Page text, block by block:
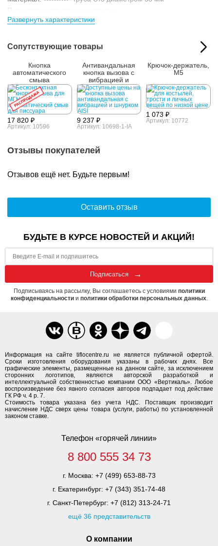
Параметры упакованного товара:
Размер (ВxШxГ):
200x105x710 мм
упаковке:
Развернуть характеристики
Сопутствующие товары
РАСПРОДАЖА
Кнопка
автоматического
смыва
17 820 ₽
Артикул: 10596
Антивандальная
кнопка вызова с
вибрацией и
шнурком AISI 304
9 237 ₽
Артикул: 10698-1-IA
Крючок-держатель,
М5
1 073 ₽
Артикул: 10772
Отзывы покупателей
Отзывов ещё нет. Будьте первым!
Оставить отзыв
О компании
Информация на сайте tiflocentre.ru не является публичной офертой.
Сроки изготовления оборудования указаны в рабочих днях. Все
графические элементы, размещенные на данном сайте, за исключением
сторонних логотипов, являются авторской разработкой и
интеллектуальной собственностью компании ООО «Вертикаль». Любое
воспроизведение без явного согласия авторов подпадает под действие
ГК РФ ч. 4 р. 7.
Стоимость товара указана без учета НДС. Поставщик производит
начисление НДС сверх цены товара (услуги, работы) по установленной
законом ставке.
Телефон «горячей линии»
8 800 555 34 73
г. Москва: +7 (499) 653-88-73
г. Екатеринбург: +7 (343) 351-74-48
г. Санкт-Петербург: +7 (812) 313-24-71
ещё 36 представительств
БУДЬТЕ В КУРСЕ НОВОСТЕЙ И АКЦИЙ!
Подписаться
Подписываясь на рассылку, Вы соглашаетесь с условиями политики
конфиденциальностии политики обработки персональных данных.